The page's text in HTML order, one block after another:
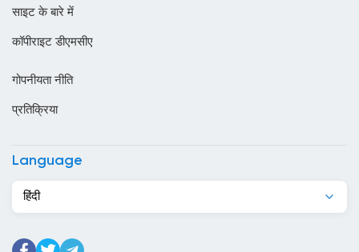
कांगो
किर्गिज़स्तान
केप वर्ड
साइट के बारे में
कॉपीराइट डीएमसीए
गोपनीयता नीति
प्रतिक्रिया
Language
हिंदी